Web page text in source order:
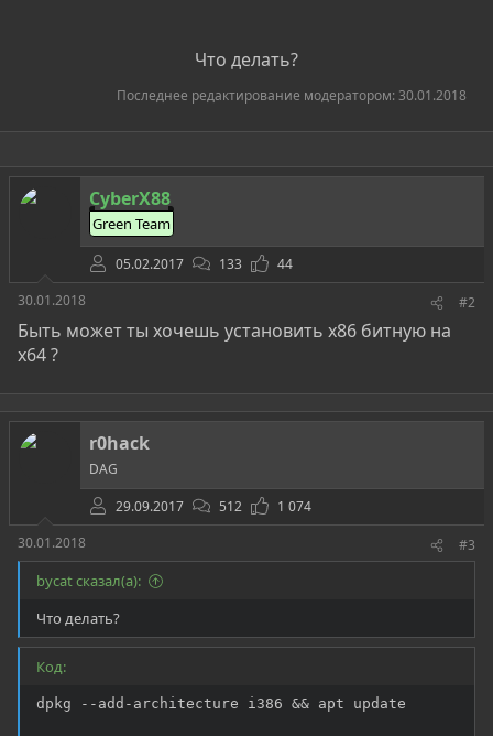
Что делать?​
Последнее редактирование модератором: 30.01.2018
CyberX88
Green Team
05.02.2017 133
44
30.01.2018
#2
Быть может ты хочешь установить х86 битную на
х64 ?
r0hack
DAG
29.09.2017
512
1 074
30.01.2018
#3
bycat сказал(а):
Что делать?
Код:
dpkg --add-architecture i386 && apt update